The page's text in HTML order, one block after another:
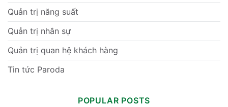
Quản trị năng suất
Quản trị nhân sự
Quản trị quan hệ khách hàng
Tin tức Paroda
POPULAR POSTS